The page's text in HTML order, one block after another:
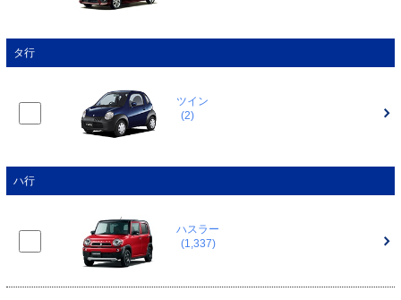
タ行
ツイン
(2)
ハ行
ハスラー
(1,337)